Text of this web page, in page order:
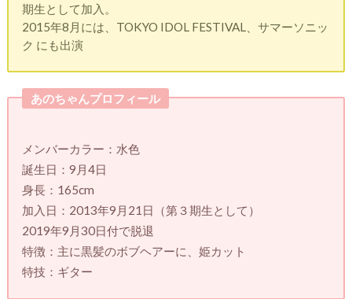
期生として加入。
2015年8月には、TOKYO IDOL FESTIVAL、サマーソニッ
ク にも出演
あのちゃんプロフィール
メンバーカラー：水色
誕生日：9月4日
身長：165cm
加入日：2013年9月21日（第３期生として）
2019年9月30日付で脱退
特徴：主に黒髪のボブヘアーに、姫カット
特技：ギター